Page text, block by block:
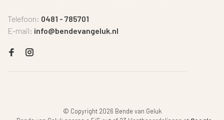
Telefoon: 0481 - 785701
E-mail: info@bendevangeluk.nl
© Copyright 2026 Bende van Geluk